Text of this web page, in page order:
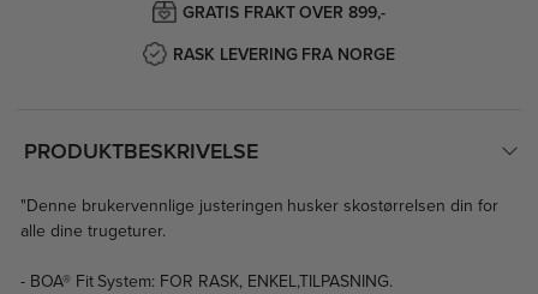
GRATIS FRAKT OVER 899,-
RASK LEVERING FRA NORGE
PRODUKTBESKRIVELSE
"Denne brukervennlige justeringen husker skostørrelsen din for
alle dine trugeturer.
- BOA® Fit System: FOR RASK, ENKEL,TILPASNING.